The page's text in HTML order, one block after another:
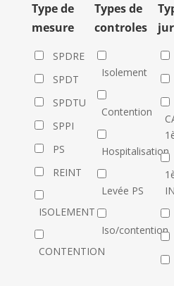
Type de
mesure
SPDRE
SPDT
SPDTU
SPPI
PS
REINT
ISOLEMENT
CONTENTION
Types de
controles
Isolement
Contention
Hospitalisation
Levée PS
Iso/contention